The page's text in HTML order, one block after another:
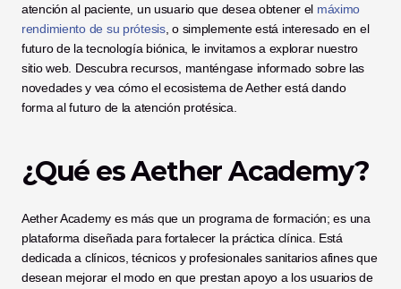
atención al paciente, un usuario que desea obtener el máximo
rendimiento de su prótesis, o simplemente está interesado en el
futuro de la tecnología biónica, le invitamos a explorar nuestro
sitio web. Descubra recursos, manténgase informado sobre las
novedades y vea cómo el ecosistema de Aether está dando
forma al futuro de la atención protésica.
¿Qué es Aether Academy?
Aether Academy es más que un programa de formación; es una
plataforma diseñada para fortalecer la práctica clínica. Está
dedicada a clínicos, técnicos y profesionales sanitarios afines que
desean mejorar el modo en que prestan apoyo a los usuarios de